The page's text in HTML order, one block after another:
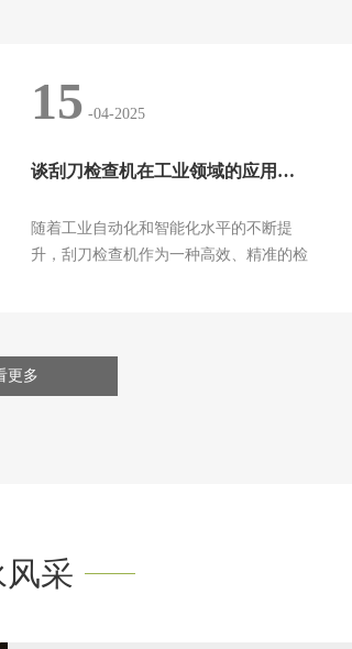
15 -04-2025
谈刮刀检查机在工业领域的应用现状与前景
随着工业自动化和智能化水平的不断提
升，刮刀检查机作为一种高效、精准的检
更多
采